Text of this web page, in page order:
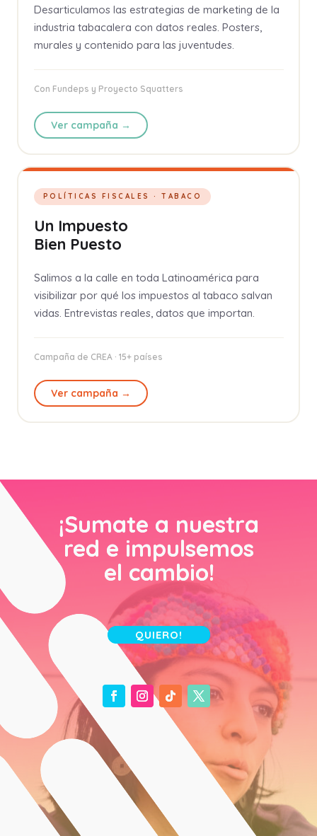
Desarticulamos las estrategias de marketing de la
industria tabacalera con datos reales. Posters,
murales y contenido para las juventudes.
Con Fundeps y Proyecto Squatters
Ver campaña →
POLÍTICAS FISCALES · TABACO
Un Impuesto
Bien Puesto
Salimos a la calle en toda Latinoamérica para
visibilizar por qué los impuestos al tabaco salvan
vidas. Entrevistas reales, datos que importan.
Campaña de CREA · 15+ países
Ver campaña →
¡Sumate a nuestra
red e impulsemos
el cambio!
QUIERO!